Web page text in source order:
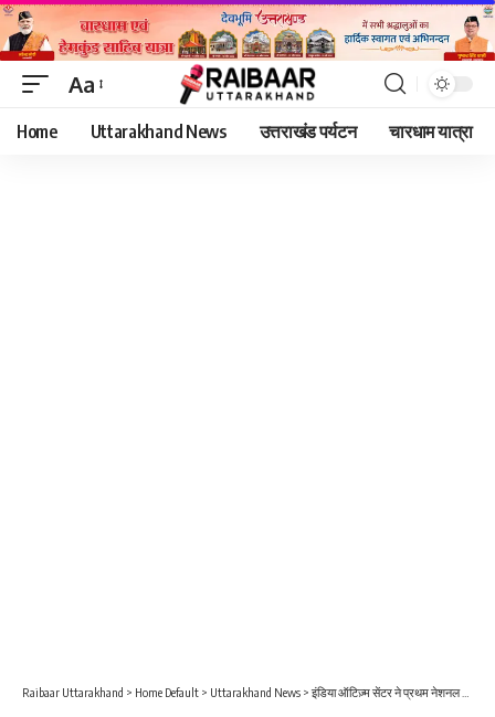
Font
Resizer
Aa
Home Uttarakhand News उत्तराखंड पर्यटन चारधाम यात्रा
Raibaar Uttarakhand > Home Default > Uttarakhand News > इंडिया ऑटिज़्म सेंटर ने प्रथम नेशनल एएलएफ़ओसी कॉन्क्लेव में समावेशी आवासीय देखभाल पर ज़ोर दिया